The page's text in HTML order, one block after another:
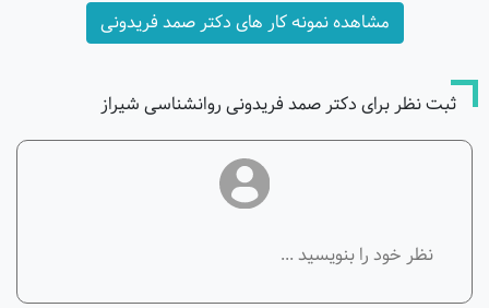
مشاهده نمونه کار های دکتر صمد فریدونی
ثبت نظر برای دکتر صمد فریدونی روانشناسی شیراز